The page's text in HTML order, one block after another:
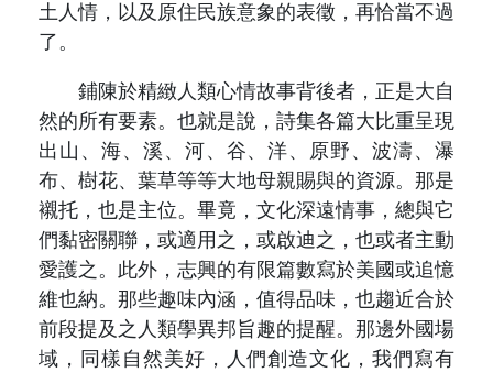
土人情，以及原住民族意象的表徵，再恰當不過
了。
鋪陳於精緻人類心情故事背後者，正是大自
然的所有要素。也就是說，詩集各篇大比重呈現
出山、海、溪、河、谷、洋、原野、波濤、瀑
布、樹花、葉草等等大地母親賜與的資源。那是
襯托，也是主位。畢竟，文化深遠情事，總與它
們黏密關聯，或適用之，或啟迪之，也或者主動
愛護之。此外，志興的有限篇數寫於美國或追憶
維也納。那些趣味內涵，值得品味，也趨近合於
前段提及之人類學異邦旨趣的提醒。那邊外國場
域，同樣自然美好，人們創造文化，我們寫有